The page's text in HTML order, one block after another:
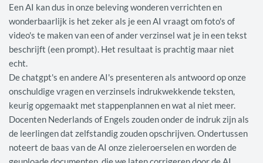
Een AI kan dus in onze beleving wonderen verrichten en
wonderbaarlijk is het zeker als je een AI vraagt om foto's of
video's te maken van een of ander verzinsel wat je in een tekst
beschrijft (een prompt). Het resultaat is prachtig maar niet
echt.
De chatgpt's en andere AI's presenteren als antwoord op onze
onschuldige vragen en verzinsels indrukwekkende teksten,
keurig opgemaakt met stappenplannen en wat al niet meer.
Docenten Nederlands of Engels zouden onder de indruk zijn als
de leerlingen dat zelfstandig zouden opschrijven. Ondertussen
noteert de baas van de AI onze zieleroerselen en worden de